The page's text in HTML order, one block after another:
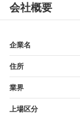
会社概要
企業名
住所
業界
上場区分